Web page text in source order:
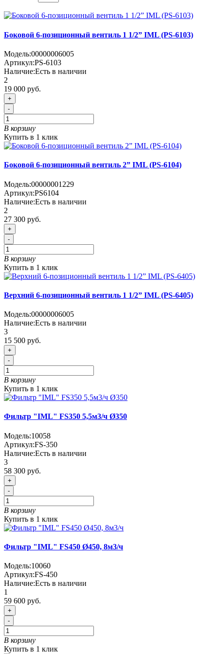
Боковой 6-позиционный вентиль 1 1/2” IML (PS-6103)
Модель:00000006005
Артикул:PS-6103
Наличие:Есть в наличии
2
19 000 руб.
+
-
В корзину
Купить в 1 клик
Боковой 6-позиционный вентиль 2” IML (PS-6104)
Модель:00000001229
Артикул:PS6104
Наличие:Есть в наличии
2
27 300 руб.
+
-
В корзину
Купить в 1 клик
Верхний 6-позиционный вентиль 1 1/2” IML (PS-6405)
Модель:00000006005
Наличие:Есть в наличии
3
15 500 руб.
+
-
В корзину
Купить в 1 клик
Фильтр "IML" FS350 5,5м3/ч Ø350
Модель:10058
Артикул:FS-350
Наличие:Есть в наличии
3
58 300 руб.
+
-
В корзину
Купить в 1 клик
Фильтр "IML" FS450 Ø450, 8м3/ч
Модель:10060
Артикул:FS-450
Наличие:Есть в наличии
1
59 600 руб.
+
-
В корзину
Купить в 1 клик